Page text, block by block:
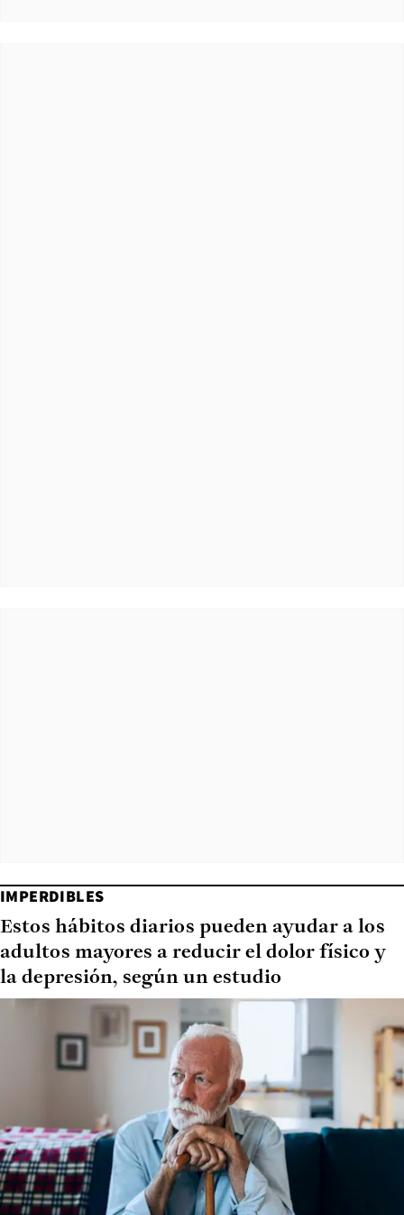
IMPERDIBLES
Estos hábitos diarios pueden ayudar a los
adultos mayores a reducir el dolor físico y
la depresión, según un estudio